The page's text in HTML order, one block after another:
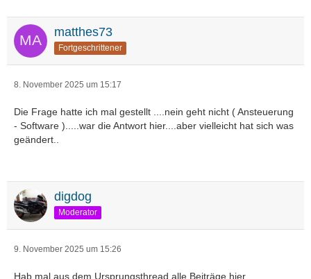
matthes73
Fortgeschrittener
8. November 2025 um 15:17
Die Frage hatte ich mal gestellt ....nein geht nicht ( Ansteuerung
- Software ).....war die Antwort hier....aber vielleicht hat sich was
geändert..
digdog
Moderator
9. November 2025 um 15:26
Hab mal aus dem Ursprungsthread alle Beiträge hier